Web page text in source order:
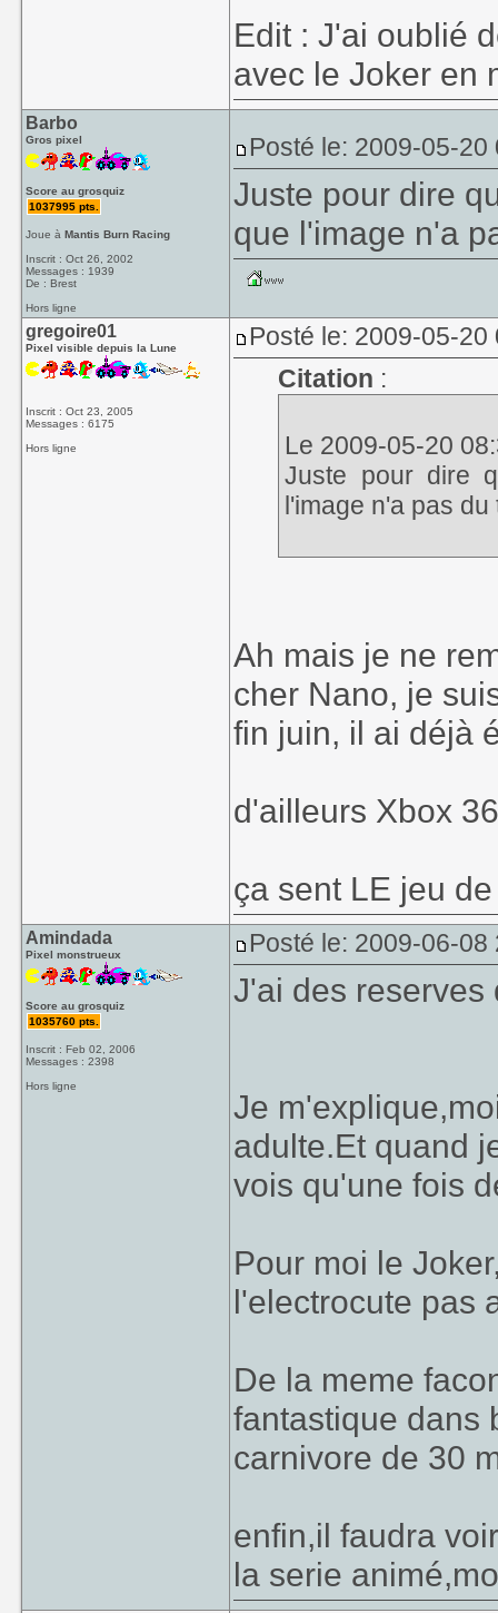
Edit : J'ai oublié
avec le Joker en
Barbo
Gros pixel
Score au grosquiz
1037995 pts.
Joue àMantis Burn Racing
Inscrit : Oct 26, 2002
Messages : 1939
De : Brest
Hors ligne
Posté le: 2009-05-20
Juste pour dire
que l'image n'a
gregoire01
Pixel visible depuis la Lune
Inscrit : Oct 23, 2005
Messages : 6175
Hors ligne
Posté le: 2009-05-20
Citation :
Le 2009-05-20
Juste pour dire
l'image n'a pas
Ah mais je ne
cher Nano, je
fin juin, il ai déjà
d'ailleurs Xbox
ça sent LE jeu
Amindada
Pixel monstrueux
Score au grosquiz
1035760 pts.
Inscrit : Feb 02, 2006
Messages : 2398
Hors ligne
Posté le: 2009-06-08
J'ai des reserves
Je
adulte.Et quand
vois qu'une fois
Pour moi le
l'electrocute pas
De la meme
fantastique dans
carnivore de 30
enfin,il faudra
la serie